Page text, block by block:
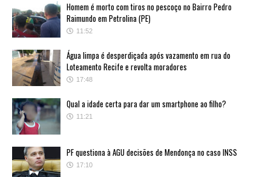
Homem é morto com tiros no pescoço no Bairro Pedro
Raimundo em Petrolina (PE)
11:52
Água limpa é desperdiçada após vazamento em rua do
Loteamento Recife e revolta moradores
17:48
Qual a idade certa para dar um smartphone ao filho?
11:21
PF questiona à AGU decisões de Mendonça no caso INSS
17:10